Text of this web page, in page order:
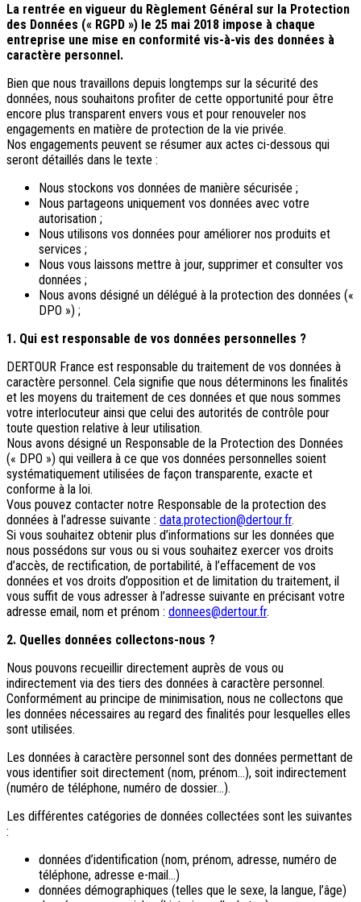
Mais aussi
Un circuit au charme slovène
Notre offre irrésistible : circuit Douce Andalousie
Voyage en petit groupe au Parthénope
Nos voyages
Destinations
Croatie
Espagne
Grèce
Italie
Portugal
Slovénie
Types de voyage
Circuits accompagnés
Circuits en petit groupe
Séjours balnéaires
Séjours avec excursions
Week-ends & courts séjours
Itinéraires au volant
Croisières
Tableaux du Sud
Découvrir Donatello
Qui sommes-nous ?
Notre histoire
Pourquoi voyager avec nous ?
Tourisme responsable
Nos brochures
Contactez-nous
Satisfaction client
Rejoignez-nous
La rentrée en vigueur du Règlement Général sur la Protection
des Données (« RGPD ») le 25 mai 2018 impose à chaque
entreprise une mise en conformité vis-à-vis des données à
caractère personnel.
Bien que nous travaillons depuis longtemps sur la sécurité des
données, nous souhaitons profiter de cette opportunité pour être
encore plus transparent envers vous et pour renouveler nos
engagements en matière de protection de la vie privée.
Nos engagements peuvent se résumer aux actes ci-dessous qui
seront détaillés dans le texte :
Nous stockons vos données de manière sécurisée ;
Nous partageons uniquement vos données avec votre
autorisation ;
Nous utilisons vos données pour améliorer nos produits et
services ;
Nous vous laissons mettre à jour, supprimer et consulter vos
données ;
Nous avons désigné un délégué à la protection des données («
DPO ») ;
1. Qui est responsable de vos données personnelles ?
DERTOUR France est responsable du traitement de vos données à
caractère personnel. Cela signifie que nous déterminons les finalités
et les moyens du traitement de ces données et que nous sommes
votre interlocuteur ainsi que celui des autorités de contrôle pour
toute question relative à leur utilisation.
Nous avons désigné un Responsable de la Protection des Données
(« DPO ») qui veillera à ce que vos données personnelles soient
systématiquement utilisées de façon transparente, exacte et
conforme à la loi.
Vous pouvez contacter notre Responsable de la protection des
données à l’adresse suivante : data.protection@dertour.fr.
Si vous souhaitez obtenir plus d’informations sur les données que
nous possédons sur vous ou si vous souhaitez exercer vos droits
d’accès, de rectification, de portabilité, à l’effacement de vos
données et vos droits d’opposition et de limitation du traitement, il
vous suffit de vous adresser à l’adresse suivante en précisant votre
adresse email, nom et prénom : donnees@dertour.fr.
2. Quelles données collectons-nous ?
Nous pouvons recueillir directement auprès de vous ou
indirectement via des tiers des données à caractère personnel.
Conformément au principe de minimisation, nous ne collectons que
les données nécessaires au regard des finalités pour lesquelles elles
sont utilisées.
Les données à caractère personnel sont des données permettant de
vous identifier soit directement (nom, prénom…), soit indirectement
(numéro de téléphone, numéro de dossier…).
Les différentes catégories de données collectées sont les suivantes
:
données d’identification (nom, prénom, adresse, numéro de
téléphone, adresse e-mail…)
données démographiques (telles que le sexe, la langue, l’âge)